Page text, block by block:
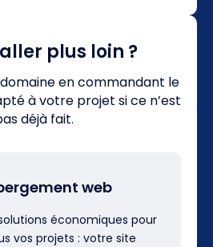
plus loin ?
en commandant le
à votre projet si ce n’est
déjà fait.
web
économiques pour
vos projets : votre site